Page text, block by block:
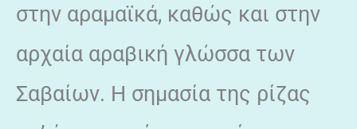
στην αραμαϊκά, καθώς και στην
αρχαία αραβική γλώσσα των
Σαβαίων. Η σημασία της ρίζας